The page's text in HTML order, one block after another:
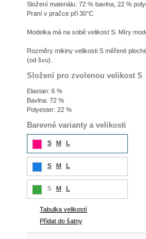
Složení materiálu: 72 % bavlna, 22 %
Praní v pračce při 30°C
Modelka má na sobě velikost S. Míry
Rozměry mikiny velikosti S měřené
(od švu).
Složení pro zvolenou velikost S
Elastan: 6 %
Bavlna: 72 %
Polyester: 22 %
Barevné varianty a velikosti
S M L
S M L
S M L
Tabulka velikostí
Přidat do šatny